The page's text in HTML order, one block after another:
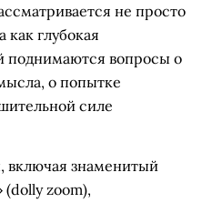
не просто
как глубокая
поднимаются вопросы о
о попытке
силе
включая знаменитый
(dolly zoom),